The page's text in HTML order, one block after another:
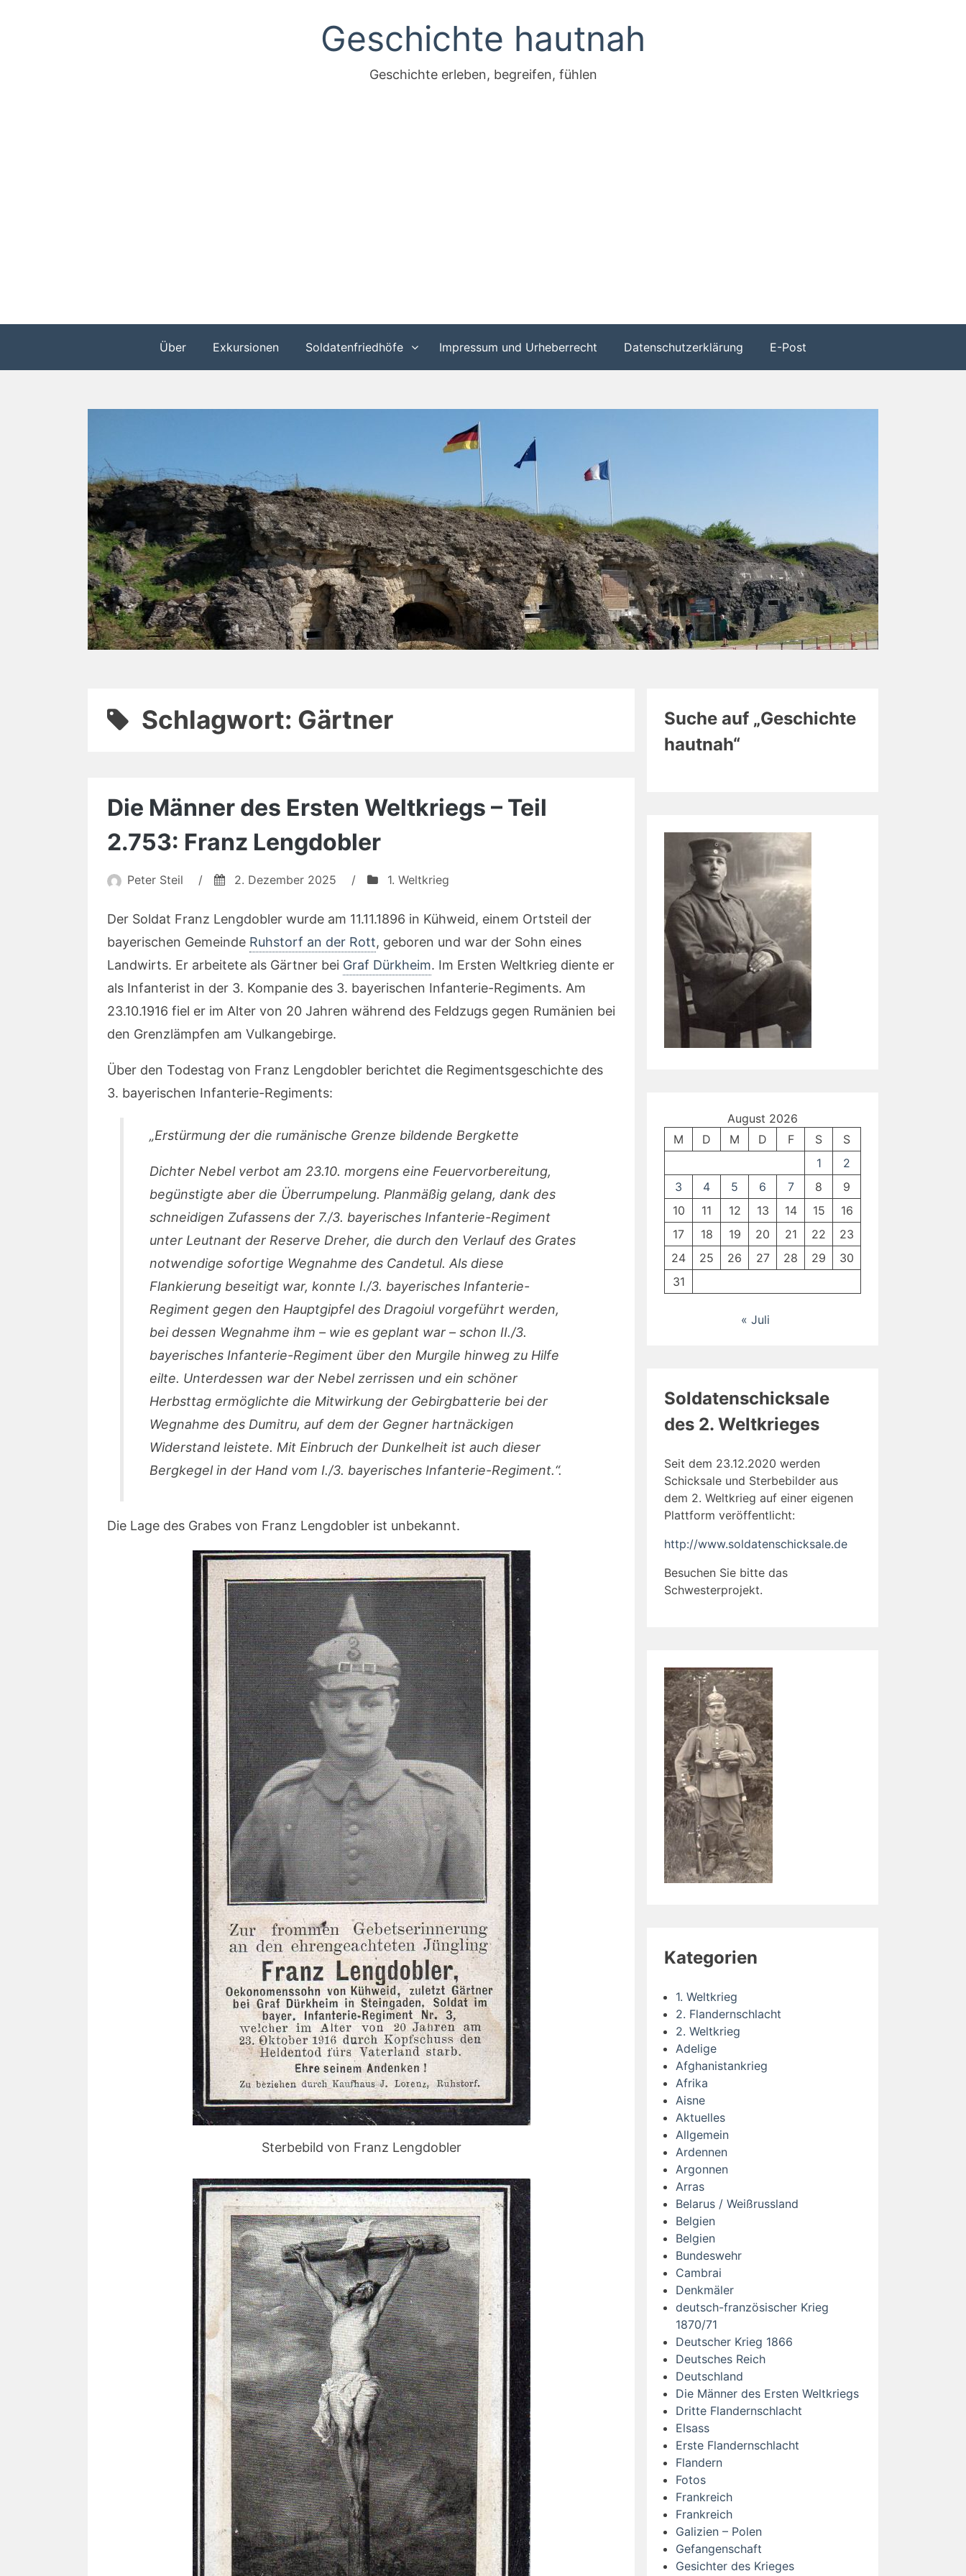
Geschichte hautnah
Geschichte erleben, begreifen, fühlen
Über Exkursionen Soldatenfriedhöfe Impressum und Urheberrecht Datenschutzerklärung E-Post
Schlagwort: Gärtner
Die Männer des Ersten Weltkriegs – Teil
2.753: Franz Lengdobler
Peter Steil / 2. Dezember 2025 / 1. Weltkrieg
Der Soldat Franz Lengdobler wurde am 11.11.1896 in Kühweid, einem Ortsteil der
bayerischen Gemeinde Ruhstorf an der Rott, geboren und war der Sohn eines
Landwirts. Er arbeitete als Gärtner bei Graf Dürkheim. Im Ersten Weltkrieg diente er
als Infanterist in der 3. Kompanie des 3. bayerischen Infanterie-Regiments. Am
23.10.1916 fiel er im Alter von 20 Jahren während des Feldzugs gegen Rumänien bei
den Grenzlämpfen am Vulkangebirge.
Über den Todestag von Franz Lengdobler berichtet die Regimentsgeschichte des
3. bayerischen Infanterie-Regiments:
„Erstürmung der die rumänische Grenze bildende Bergkette
Dichter Nebel verbot am 23.10. morgens eine Feuervorbereitung,
begünstigte aber die Überrumpelung. Planmäßig gelang, dank des
schneidigen Zufassens der 7./3. bayerisches Infanterie-Regiment
unter Leutnant der Reserve Dreher, die durch den Verlauf des Grates
notwendige sofortige Wegnahme des Candetul. Als diese
Flankierung beseitigt war, konnte I./3. bayerisches Infanterie-
Regiment gegen den Hauptgipfel des Dragoiul vorgeführt werden,
bei dessen Wegnahme ihm – wie es geplant war – schon II./3.
bayerisches Infanterie-Regiment über den Murgile hinweg zu Hilfe
eilte. Unterdessen war der Nebel zerrissen und ein schöner
Herbsttag ermöglichte die Mitwirkung der Gebirgbatterie bei der
Wegnahme des Dumitru, auf dem der Gegner hartnäckigen
Widerstand leistete. Mit Einbruch der Dunkelheit ist auch dieser
Bergkegel in der Hand vom I./3. bayerisches Infanterie-Regiment.“.
Die Lage des Grabes von Franz Lengdobler ist unbekannt.
Sterbebild von Franz Lengdobler
Suche auf „Geschichte
hautnah“
August 2026
M
D M D F S
S
1
2
3
4 5 6 7 8
9
10
11 12 13 14 15
16
17
18 19 20 21 22
23
24
25 26 27 28 29
30
31
« Juli
Soldatenschicksale
des 2. Weltkrieges
Seit dem 23.12.2020 werden
Schicksale und Sterbebilder aus
dem 2. Weltkrieg auf einer eigenen
Plattform veröffentlicht:
http://www.soldatenschicksale.de
Besuchen Sie bitte das
Schwesterprojekt.
Kategorien
1. Weltkrieg
2. Flandernschlacht
2. Weltkrieg
Adelige
Afghanistankrieg
Afrika
Aisne
Aktuelles
Allgemein
Ardennen
Argonnen
Arras
Belarus / Weißrussland
Belgien
Belgien
Bundeswehr
Cambrai
Denkmäler
deutsch-französischer Krieg
1870/71
Deutscher Krieg 1866
Deutsches Reich
Deutschland
Die Männer des Ersten Weltkriegs
Dritte Flandernschlacht
Elsass
Erste Flandernschlacht
Flandern
Fotos
Frankreich
Frankreich
Galizien – Polen
Gefangenschaft
Gesichter des Krieges